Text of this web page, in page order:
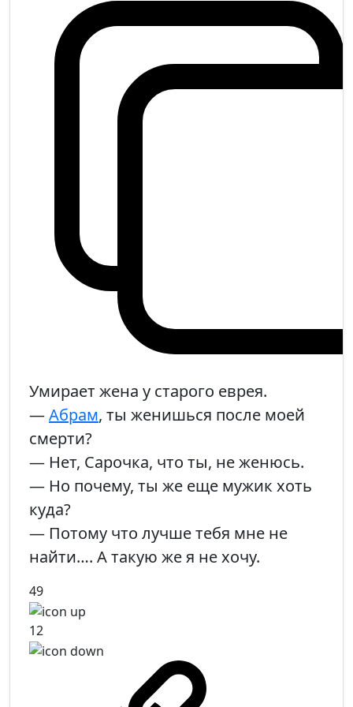
Умирает жена у старого еврея.
—Абрам, ты женишься после моей
смерти?
— Нет, Сарочка, что ты, не женюсь.
— Но почему, ты же еще мужик хоть
куда?
— Потому что лучше тебя мне не
найти…. А такую же я не хочу.
49
12